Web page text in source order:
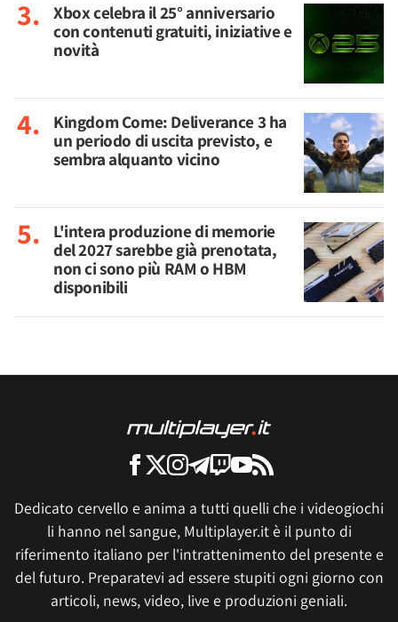
Xbox celebra il 25° anniversario
con contenuti gratuiti, iniziative e
novità
Kingdom Come: Deliverance 3 ha
un periodo di uscita previsto, e
sembra alquanto vicino
L'intera produzione di memorie
del 2027 sarebbe già prenotata,
non ci sono più RAM o HBM
disponibili
Dedicato cervello e anima a tutti quelli che i videogiochi
li hanno nel sangue, Multiplayer.it è il punto di
riferimento italiano per l'intrattenimento del presente e
del futuro. Preparatevi ad essere stupiti ogni giorno con
articoli, news, video, live e produzioni geniali.